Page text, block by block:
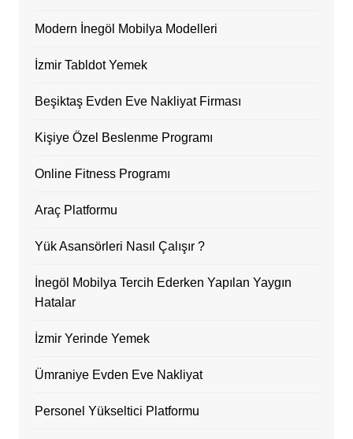
Modern İnegöl Mobilya Modelleri
İzmir Tabldot Yemek
Beşiktaş Evden Eve Nakliyat Firması
Kişiye Özel Beslenme Programı
Online Fitness Programı
Araç Platformu
Yük Asansörleri Nasıl Çalışır ?
İnegöl Mobilya Tercih Ederken Yapılan Yaygın
Hatalar
İzmir Yerinde Yemek
Ümraniye Evden Eve Nakliyat
Personel Yükseltici Platformu